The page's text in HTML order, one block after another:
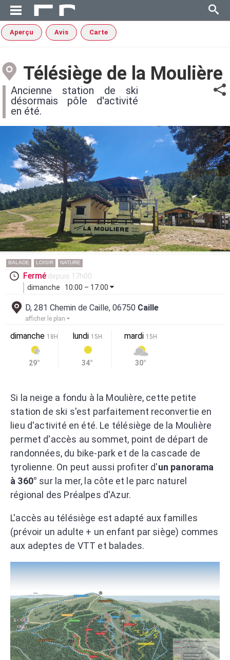
Aperçu Avis Carte
Télésiège de la Moulière
Ancienne station de ski
désormais pôle d'activité
en été.
BALADE LOISIR NATURE
Fermé depuis 17h00
dimanche
10:00 – 17:00
D, 281 Chemin de Caille, 06750 Caille
afficher le plan
dimanche 18H
29°
lundi 15H
34°
mardi 15H
30°
Si la neige a fondu à la Moulière, cette petite
station de ski s'est parfaitement reconvertie en
lieu d'activité en été. Le télésiège de la Moulière
permet d'accès au sommet, point de départ de
randonnées, du bike-park et de la cascade de
tyrolienne. On peut aussi profiter d'un panorama
à 360° sur la mer, la côte et le parc naturel
régional des Préalpes d'Azur.
L'accès au télésiège est adapté aux familles
(prévoir un adulte + un enfant par siège) commes
aux adeptes de VTT et balades.